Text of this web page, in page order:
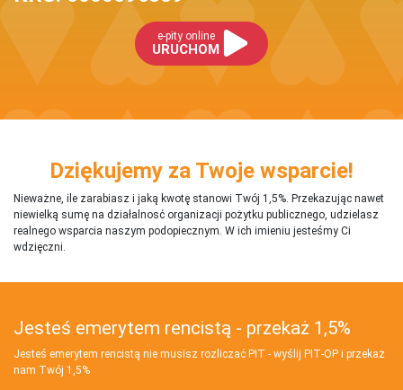
e-pity online
URUCHOM
Dziękujemy za Twoje wsparcie!
Nieważne, ile zarabiasz i jaką kwotę stanowi Twój 1,5%. Przekazując nawet
niewielką sumę na działalnosć organizacji pożytku publicznego, udzielasz
realnego wsparcia naszym podopiecznym. W ich imieniu jesteśmy Ci
wdzięczni.
Jesteś emerytem rencistą - przekaż 1,5%
Jesteś emerytem rencistą nie musisz rozliczać PIT - wyślij PIT‑OP i przekaż
nam Twój 1,5%